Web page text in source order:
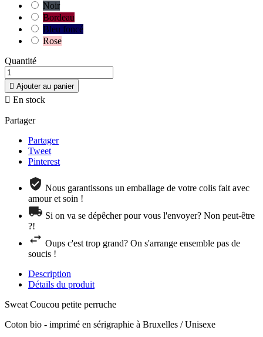
Noir
Bordeau
Bleu foncé
Rose
Quantité
 Ajouter au panier
 En stock
Partager
Partager
Tweet
Pinterest
Nous garantissons un emballage de votre colis fait avec
amour et soin !
Si on va se dépêcher pour vous l'envoyer? Non peut-être
?!
Oups c'est trop grand? On s'arrange ensemble pas de
soucis !
Description
Détails du produit
Sweat Coucou petite perruche
Coton bio - imprimé en sérigraphie à Bruxelles / Unisexe